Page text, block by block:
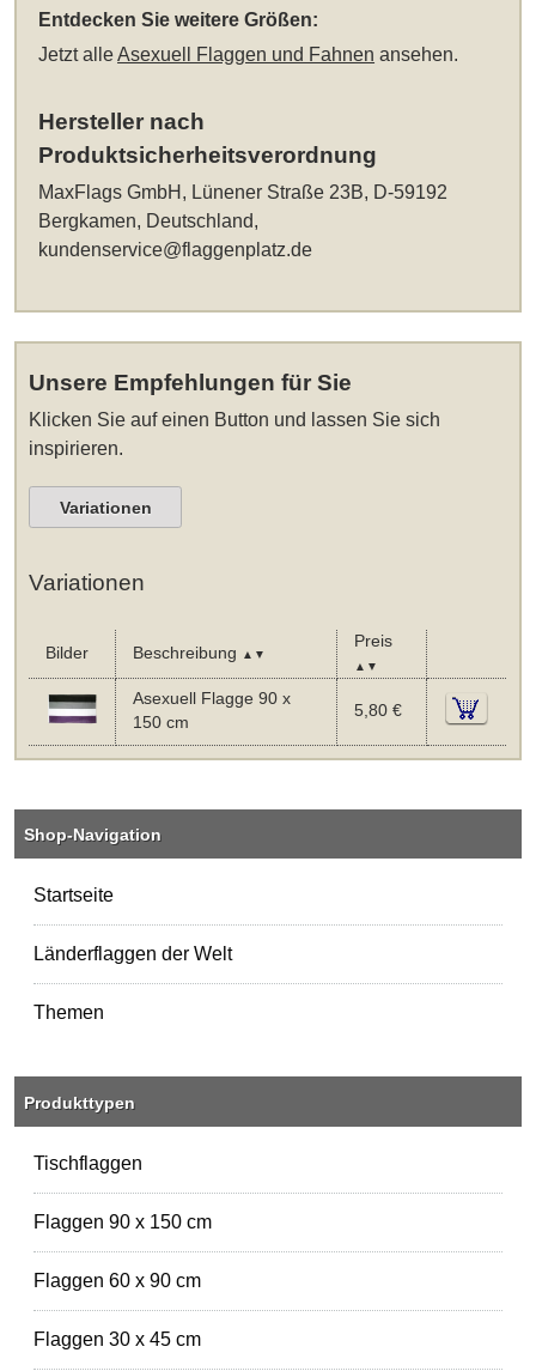
Entdecken Sie weitere Größen:
Jetzt alleAsexuell Flaggen und Fahnen ansehen.
Hersteller nach
Produktsicherheitsverordnung
MaxFlags GmbH, Lünener Straße 23B, D-59192
Bergkamen, Deutschland,
kundenservice@flaggenplatz.de
Unsere Empfehlungen für Sie
Klicken Sie auf einen Button und lassen Sie sich
inspirieren.
Variationen
Variationen
Bilder Beschreibung ▲▼
Preis
▲▼
Asexuell Flagge 90 x
150 cm
5,80 €
Shop-Navigation
Startseite
Länderflaggen der Welt
Themen
Produkttypen
Tischflaggen
Flaggen 90 x 150 cm
Flaggen 60 x 90 cm
Flaggen 30 x 45 cm